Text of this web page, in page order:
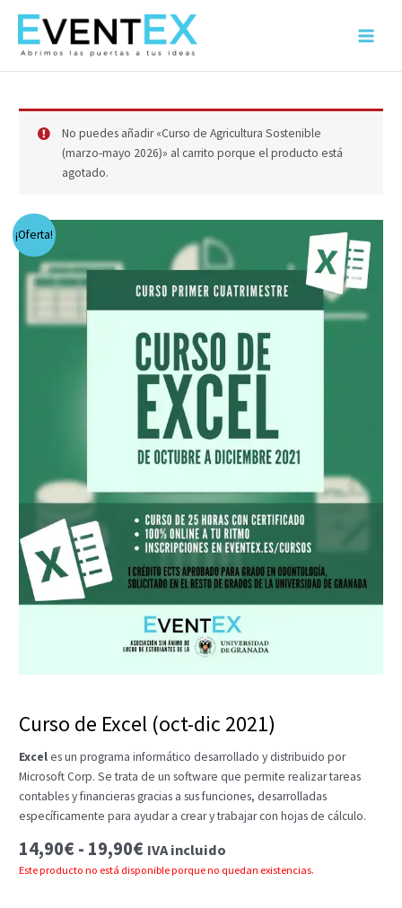
contenido
Main
No puedes añadir «Curso de Agricultura Sostenible
(marzo-mayo 2026)» al carrito porque el producto está
agotado.
¡Oferta!
Curso de Excel (oct-dic 2021)
Exceles un programa informático desarrollado y distribuido por
Microsoft Corp. Se trata de un software que permite realizar tareas
contables y financieras gracias a sus funciones, desarrolladas
específicamente para ayudar a crear y trabajar con hojas de cálculo.
14,90€- 19,90€Rango
de
IVA incluido
Este producto no está disponible porque no quedan existencias.